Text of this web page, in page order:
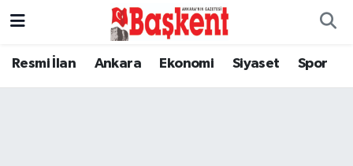
Resmi İlan Ankara Ekonomi Siyaset Spor